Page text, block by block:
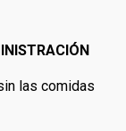
las comidas